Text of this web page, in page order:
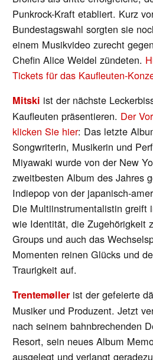
Punkrock-Kraft etabliert. Kurz
Bundestagswahl sorgten sie
einem Musikvideo zurecht
Chefin Alice Weidel zündeten.
Tickets für das Kaufleuten-
Mitski ist der nächste
Kaufleuten präsentieren. Der
klicken Sie hier: Das letzte
Songwriterin, Musikerin und
Miyawaki wurde von der New
zweitbesten Album des Jahres
Indiepop von der japanisch-
Die Multiinstrumentalistin greift
wie Identität, die Zugehörigkeit
Groups und auch das
Momenten reinen Glücks und
Traurigkeit auf.
Trentemøller ist der gefeierte
Musiker und Produzent. Jetzt
nach seinem bahnbrechenden
Resort, sein neues Album
ausgelegt und verlangt